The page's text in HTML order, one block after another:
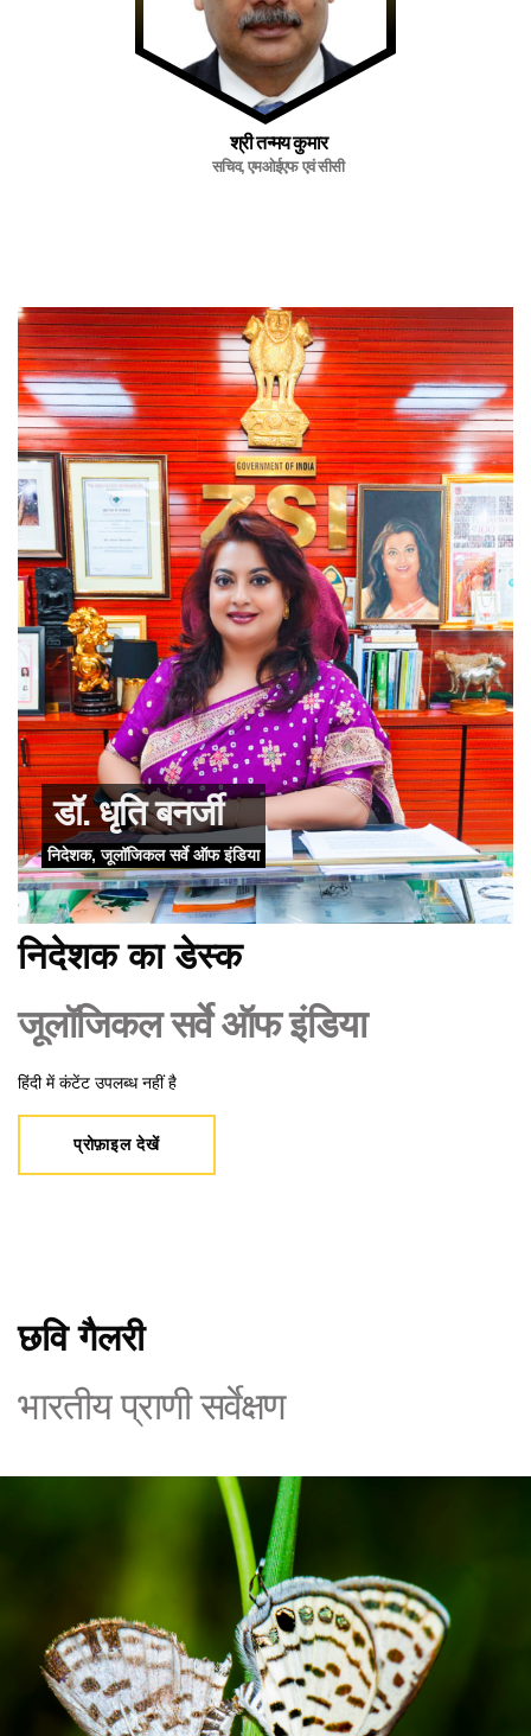
श्री तन्मय कुमार
सचिव, एमओईएफ एवं सीसी
निदेशक का डेस्क
जूलॉजिकल सर्वे ऑफ इंडिया
हिंदी में कंटेंट उपलब्ध नहीं है
प्रोफ़ाइल देखें
डॉ. धृति बनर्जी
निदेशक, जूलॉजिकल सर्वे ऑफ इंडिया
छवि गैलरी
भारतीय प्राणी सर्वेक्षण